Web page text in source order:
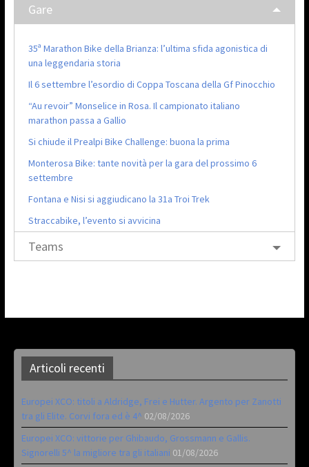
Gare
35ª Marathon Bike della Brianza: l’ultima sfida agonistica di
una leggendaria storia
Il 6 settembre l’esordio di Coppa Toscana della Gf Pinocchio
“Au revoir” Monselice in Rosa. Il campionato italiano
marathon passa a Gallio
Si chiude il Prealpi Bike Challenge: buona la prima
Monterosa Bike: tante novità per la gara del prossimo 6
settembre
Fontana e Nisi si aggiudicano la 31a Troi Trek
Straccabike, l’evento si avvicina
Teams
Articoli recenti
Europei XCO: titoli a Aldridge, Frei e Hutter. Argento per Zanotti
tra gli Elite. Corvi fora ed è 4^ 02/08/2026
Europei XCO: vittorie per Ghibaudo, Grossmann e Gallis.
Signorelli 5^ la migliore tra gli italiani 01/08/2026